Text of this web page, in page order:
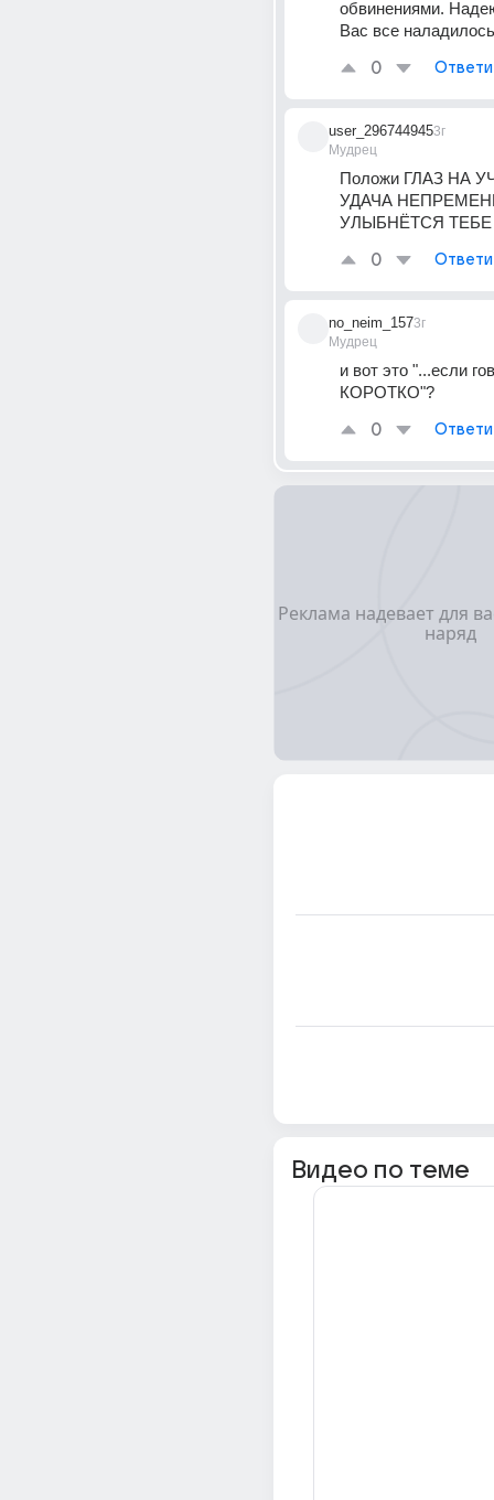
обвинениями.
Вас все наладилось
0
user_296744945
Мудрец
3г
Положи ГЛАЗ НА
УДАЧА
УЛЫБНЁТСЯ ТЕБЕ
0
no_neim_157
Мудрец
3г
и вот это "...если
КОРОТКО"?
0
Видео по теме